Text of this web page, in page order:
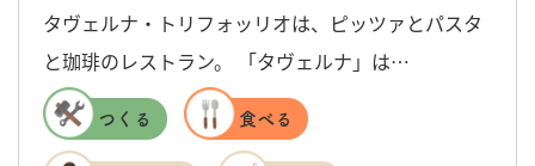
タヴェルナ・トリフォッリオは、ピッツァとパスタ
と珈琲のレストラン。 「タヴェルナ」は…
つくる 食べる